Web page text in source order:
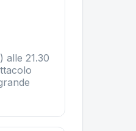
alle 21.30